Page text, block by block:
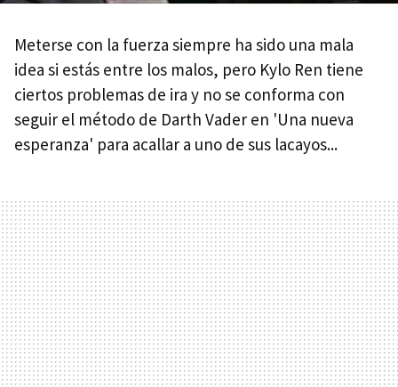
Meterse con la fuerza siempre ha sido una mala
idea si estás entre los malos, pero Kylo Ren tiene
ciertos problemas de ira y no se conforma con
seguir el método de Darth Vader en 'Una nueva
esperanza' para acallar a uno de sus lacayos...